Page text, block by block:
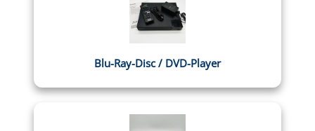
Blu-Ray-Disc / DVD-Player